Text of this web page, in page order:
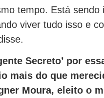
tempo. Está sendo
viver tudo isso e
Secreto’ por
mais do que
Moura, eleito o